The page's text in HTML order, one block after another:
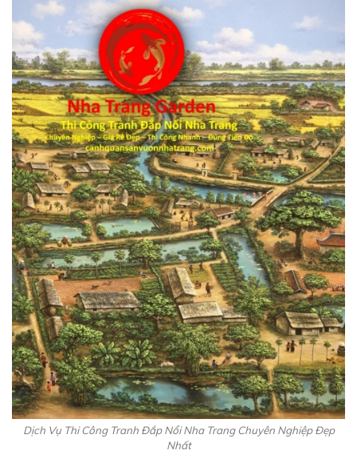
Dịch Vụ Thi Công Tranh Đắp Nổi Nha Trang Chuyên Nghiệp Đẹp
Nhất